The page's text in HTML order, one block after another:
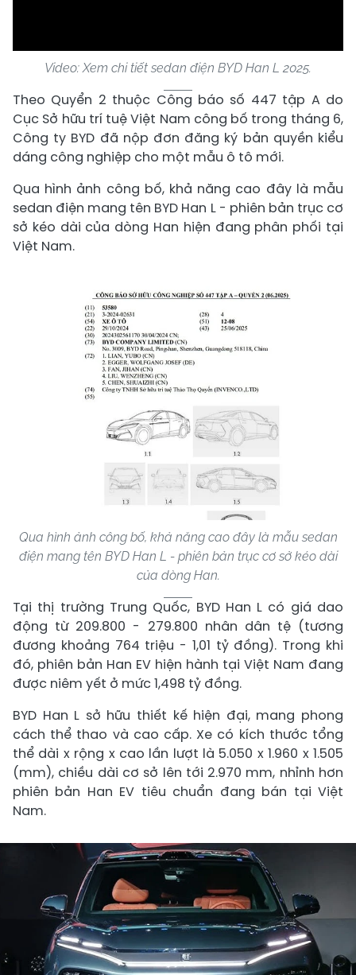
Video: Xem chi tiết sedan điện BYD Han L 2025.
Theo Quyển 2 thuộc Công báo số 447 tập A do
Cục Sở hữu trí tuệ Việt Nam công bố trong tháng 6,
Công ty BYD đã nộp đơn đăng ký bản quyền kiểu
dáng công nghiệp cho một mẫu ô tô mới.
Qua hình ảnh công bố, khả năng cao đây là mẫu
sedan điện mang tên BYD Han L - phiên bản trục cơ
sở kéo dài của dòng Han hiện đang phân phối tại
Việt Nam.
Qua hình ảnh công bố, khả năng cao đây là mẫu sedan
điện mang tên BYD Han L - phiên bản trục cơ sở kéo dài
của dòng Han.
Tại thị trường Trung Quốc, BYD Han L có giá dao
động từ 209.800 - 279.800 nhân dân tệ (tương
đương khoảng 764 triệu - 1,01 tỷ đồng). Trong khi
đó, phiên bản Han EV hiện hành tại Việt Nam đang
được niêm yết ở mức 1,498 tỷ đồng.
BYD Han L sở hữu thiết kế hiện đại, mang phong
cách thể thao và cao cấp. Xe có kích thước tổng
thể dài x rộng x cao lần lượt là 5.050 x 1.960 x 1.505
(mm), chiều dài cơ sở lên tới 2.970 mm, nhỉnh hơn
phiên bản Han EV tiêu chuẩn đang bán tại Việt
Nam.